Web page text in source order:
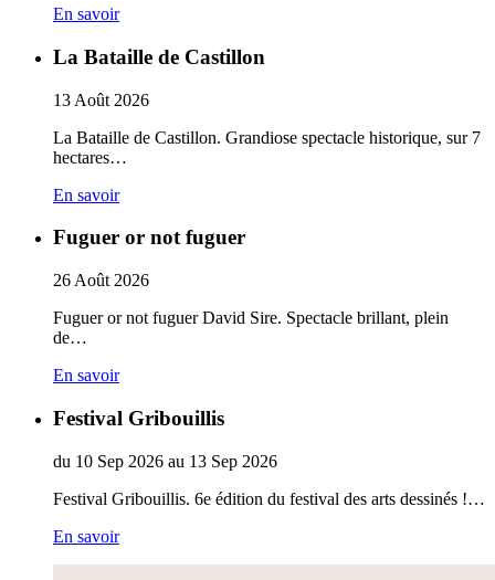
En savoir
La Bataille de Castillon
13 Août 2026
La Bataille de Castillon. Grandiose spectacle historique, sur 7
hectares…
En savoir
Fuguer or not fuguer
26 Août 2026
Fuguer or not fuguer David Sire. Spectacle brillant, plein
de…
En savoir
Festival Gribouillis
du 10 Sep 2026 au 13 Sep 2026
Festival Gribouillis. 6e édition du festival des arts dessinés !…
En savoir